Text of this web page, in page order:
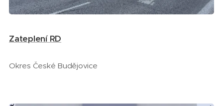
Zateplení RD
Okres České Budějovice